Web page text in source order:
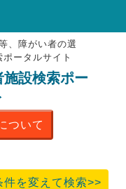
ーク
、障がい者の選
ータルサイト
設検索ポー
ついて
件を変えて検索>>